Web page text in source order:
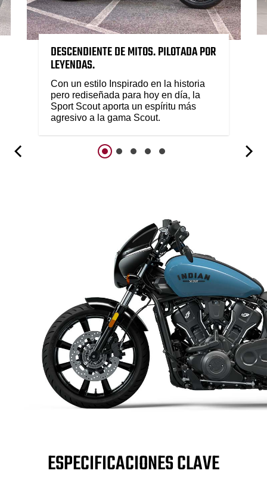
DESCENDIENTE DE MITOS. PILOTADA POR
LEYENDAS.
Con un estilo Inspirado en la historia
pero rediseñada para hoy en día, la
Sport Scout aporta un espíritu más
agresivo a la gama Scout.
ESPECIFICACIONES CLAVE